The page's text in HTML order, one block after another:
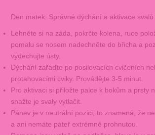
Den matek: Správné dýchání a aktivace svalů
Lehněte si na záda, pokrčte kolena, ruce
pomalu se nosem nadechněte do břicha a
vydechujte ústy.
Dýchání zařaďte po posilovacích cvičeních
protahovacími cviky. Provádějte 3-5 minut.
Pro aktivaci si přiložte palce k bokům a prsty
snažte je svaly vytlačit.
Pánev je v neutrální pozici, to znamená, že
a ani nemáte páteř extrémně prohnutou.